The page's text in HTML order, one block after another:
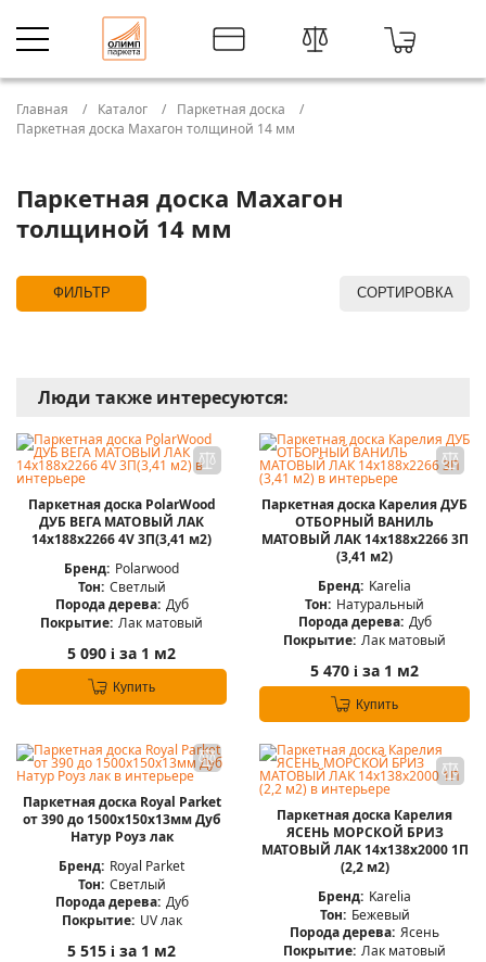
Главная Каталог
Паркетная доска
Паркетная доска Махагон толщиной 14 мм
Паркетная доска Махагон
толщиной 14 мм
ФИЛЬТР СОРТИРОВКА
Люди также интересуются:
Паркетная доска PolarWood
ДУБ ВЕГА МАТОВЫЙ ЛАК
14x188x2266 4V 3П(3,41 м2)
Бренд: Polarwood
Тон: Светлый
Порода дерева: Дуб
Покрытие: Лак матовый
5 090 i за 1 м2
Купить
Паркетная доска Карелия ДУБ
ОТБОРНЫЙ ВАНИЛЬ
МАТОВЫЙ ЛАК 14x188x2266 3П
(3,41 м2)
Бренд: Karelia
Тон: Натуральный
Порода дерева: Дуб
Покрытие: Лак матовый
5 470 i за 1 м2
Купить
Паркетная доска Royal Parket
от 390 до 1500х150х13мм Дуб
Натур Роуз лак
Бренд: Royal Parket
Тон: Светлый
Порода дерева: Дуб
Покрытие: UV лак
5 515 i за 1 м2
Паркетная доска Карелия
ЯСЕНЬ МОРСКОЙ БРИЗ
МАТОВЫЙ ЛАК 14x138x2000 1П
(2,2 м2)
Бренд: Karelia
Тон: Бежевый
Порода дерева: Ясень
Покрытие: Лак матовый